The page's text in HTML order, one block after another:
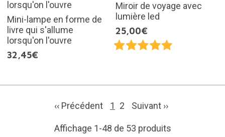
Mini-lampe en forme de
livre qui s'allume
lorsqu'on l'ouvre
32,45€
Miroir de voyage avec
lumière led
25,00€
‹‹ Précédent 1 2 Suivant ››
Affichage 1-48 de 53 produits